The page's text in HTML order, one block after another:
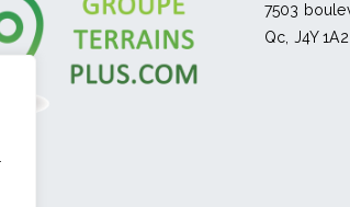
7503
Qc, J4Y 1A2